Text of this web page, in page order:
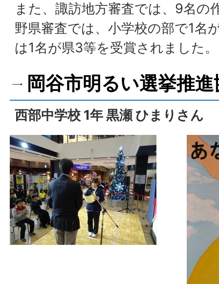
また、諏訪地方審査では、9名の
野県審査では、小学校の部で1名
は1名が県3等を受賞されました。
岡谷市明るい選挙推
西部中学校 1年 黒瀬 ひまりさん